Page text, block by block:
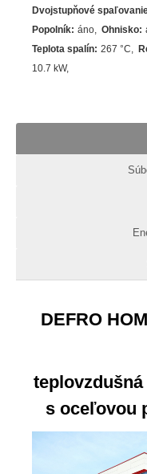
Dvojstupňové
Popolník: áno Ohnisko:
Teplota spalín: 267°C
10.7 kW
DEFRO
s oceľovou